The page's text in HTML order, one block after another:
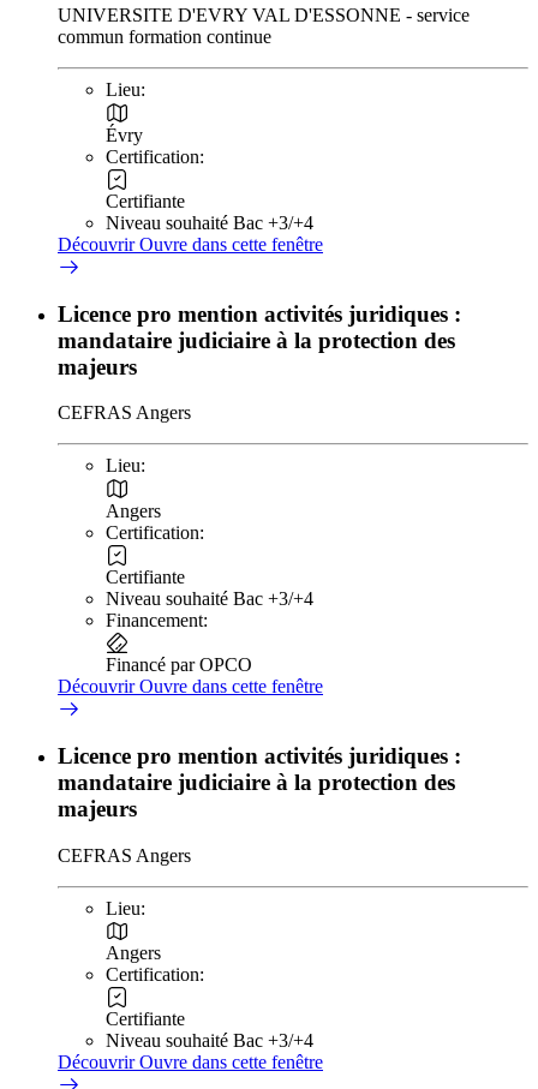
UNIVERSITE D'EVRY VAL D'ESSONNE - service
commun formation continue
Lieu:
Évry
Certification:
Certifiante
Niveau souhaité Bac +3/+4
DécouvrirOuvre dans cette fenêtre
Licence pro mention activités juridiques :
mandataire judiciaire à la protection des
majeurs
CEFRAS Angers
Lieu:
Angers
Certification:
Certifiante
Niveau souhaité Bac +3/+4
Financement:
Financé par OPCO
DécouvrirOuvre dans cette fenêtre
Licence pro mention activités juridiques :
mandataire judiciaire à la protection des
majeurs
CEFRAS Angers
Lieu:
Angers
Certification:
Certifiante
Niveau souhaité Bac +3/+4
DécouvrirOuvre dans cette fenêtre